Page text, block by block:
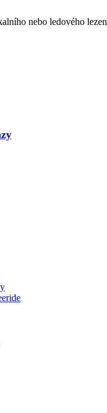
nebo ledového